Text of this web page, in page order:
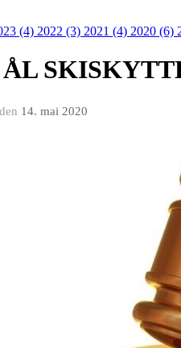
(4) 2022 (3) 2021 (4) 2020 (6)
den 14. mai 2020